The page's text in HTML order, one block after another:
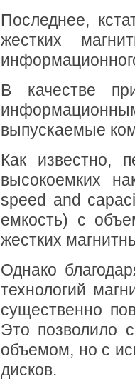
Последнее,
жестких
В качестве
выпускаемые
Как известно,
высокоемких
speed and
емкость) с
жестких
Однако
технологий
существенно
Это позволило
объемом, но с
дисков.